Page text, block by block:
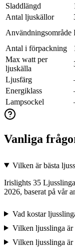
Sladdlängd
Antal ljuskällor
Användningsområde
Antal i förpackning
Max watt per
ljuskälla
Ljusfärg
Energiklass
Lampsockel
Vanliga
Vilken är bästa
Irislights 35
2026, baserat på vår
Vad kostar
Vilken ljusslinga är
Vilken ljusslinga är